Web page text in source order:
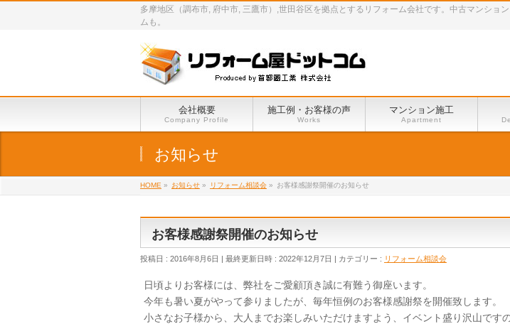
多摩地区（調布市, 府中市, 三鷹市）,世田谷区を拠点とするリフォーム会社です。中古マンシ
ムも。
会社概要
Company Profile
施工例・お客様の声
Works
マンション施工
Apartment
お知らせ
HOME » お知らせ » リフォーム相談会 » お客様感謝祭開催のお知らせ
お客様感謝祭開催のお知らせ
投稿日 : 2016年8月6日 最終更新日時 : 2022年12月7日 カテゴリー : リフォーム相談会
日頃よりお客様には、弊社をご愛顧頂き誠に有難う御座います。
今年も暑い夏がやって参りましたが、毎年恒例のお客様感謝祭を開催致します。
小さなお子様から、大人までお楽しみいただけますよう、イベント盛り沢山です